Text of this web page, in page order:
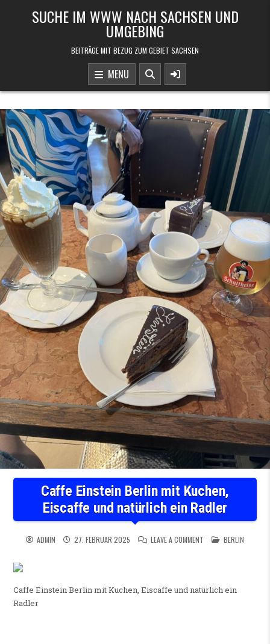
SUCHE IM WWW NACH SACHSEN UND
UMGEBING
BEITRÄGE MIT BEZUG ZUM GEBIET SACHSEN
MENU
Caffe Einstein Berlin mit Kuchen,
Eiscaffe und natürlich ein Radler
ADMIN 27. FEBRUAR 2025 LEAVE A COMMENT ON CAFFE EINSTEIN
POSTED IN
BERLIN
Caffe Einstein Berlin mit Kuchen, Eiscaffe und natürlich ein
Radler